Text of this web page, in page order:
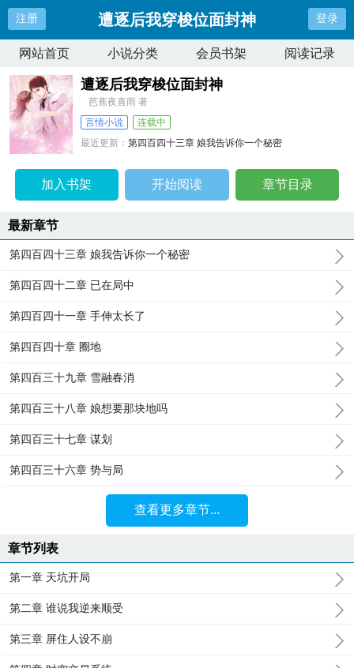
注册 遭逐后我穿梭位面封神 登录
网站首页 小说分类 会员书架 阅读记录
遭逐后我穿梭位面封神
芭蕉夜喜雨 著
言情小说
连载中
最近更新：第四百四十三章 娘我告诉你一个秘密
加入书架 开始阅读 章节目录
最新章节
第四百四十三章 娘我告诉你一个秘密
第四百四十二章 已在局中
第四百四十一章 手伸太长了
第四百四十章 圈地
第四百三十九章 雪融春消
第四百三十八章 娘想要那块地吗
第四百三十七章 谋划
第四百三十六章 势与局
查看更多章节...
章节列表
第一章 天坑开局
第二章 谁说我逆来顺受
第三章 屏住人设不崩